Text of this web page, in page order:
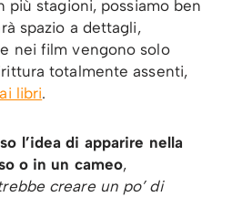
più stagioni, possiamo ben
spazio a dettagli,
nei film vengono solo
totalmente assenti,
libri.
l’idea di apparire nella
o in un cameo,
creare un po’ di